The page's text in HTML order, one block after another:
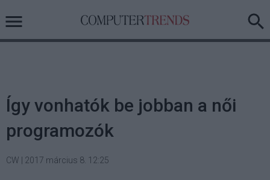
Így vonhatók be jobban a női
programozók
CW 2017 március 8. 12:25